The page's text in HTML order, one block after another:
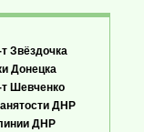
Звёздочка
Донецка
Шевченко
ДНР
ДНР